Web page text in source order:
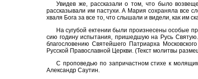
Увидев же, рассказали о том, что было
рассказывали им пастухи. А Мария сохраняла все
хваля Бога за все то, что слышали и видели, как им
На сугубой ектении были произнесены особые
сию годину испытания, пришедшую на Русь
благословению Святейшего Патриарха
Русской Православной Церкви. (Текст молитвы
С проповедью по запричастном стихе к
Александр Саутин.